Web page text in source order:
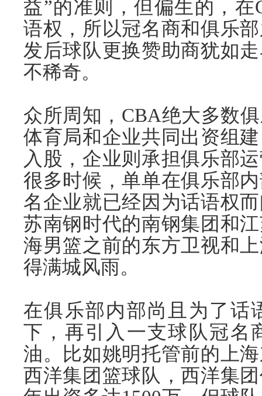
益”的准则，但偏生的，
语权，所以冠名商和俱乐
发后球队更换赞助商犹如
不稀奇。
众所周知，CBA绝大多数
体育局和企业共同出资组
入股，企业则承担俱乐部
很多时候，单单在俱乐部
名企业就已经因为话语权
苏南钢时代的南钢集团和
海男篮之前的东方卫视和
得满城风雨。
在俱乐部内部尚且为了话
下，再引入一支球队冠名
油。比如姚明托管前的上
西洋集团篮球队，西洋集